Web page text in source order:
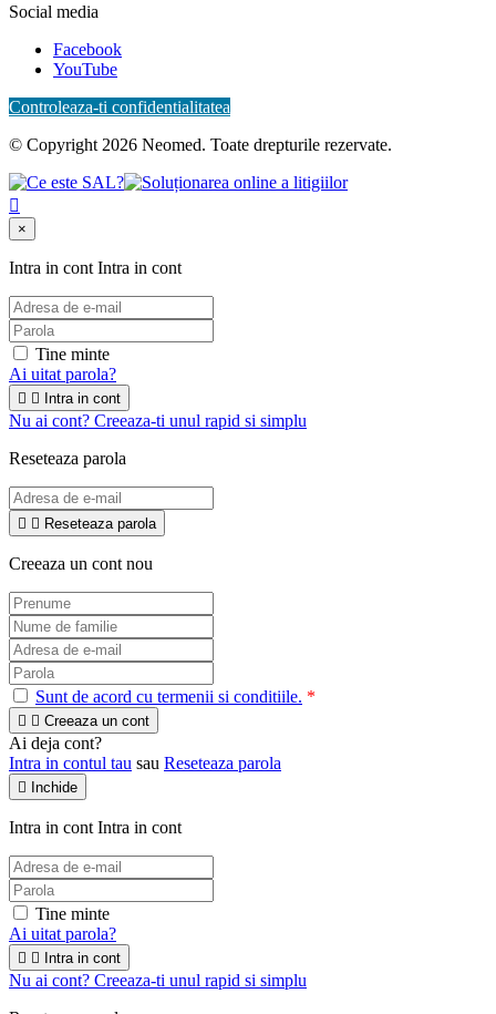
Social media
Facebook
YouTube
Controleaza-ti confidentialitatea
© Copyright 2026 Neomed. Toate drepturile rezervate.

×
Intra in cont Intra in cont
Tine minte
Ai uitat parola?
  Intra in cont
Nu ai cont? Creeaza-ti unul rapid si simplu
Reseteaza parola
  Reseteaza parola
Creeaza un cont nou
Sunt de acord cu termenii si conditiile. *
  Creeaza un cont
Ai deja cont?
Intra in contul tau sau Reseteaza parola
 Inchide
Intra in cont Intra in cont
Tine minte
Ai uitat parola?
  Intra in cont
Nu ai cont? Creeaza-ti unul rapid si simplu